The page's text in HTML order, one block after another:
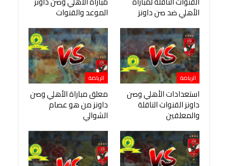
الأهلي ضد صن داونز الموعد والقنوات
الرياضة
استعدادات الأهلي وصن
داونز القنوات الناقلة
والمعلقين
الرياضة
معلق مباراة الأهلي وصن
داونز من هو عصام
الشوالي